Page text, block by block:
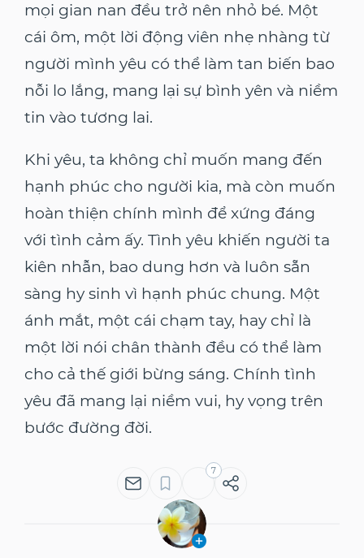
mọi gian nan đều trở nên nhỏ bé. Một
cái ôm, một lời động viên nhẹ nhàng từ
người mình yêu có thể làm tan biến bao
nỗi lo lắng, mang lại sự bình yên và niềm
tin vào tương lai.
Khi yêu, ta không chỉ muốn mang đến
hạnh phúc cho người kia, mà còn muốn
hoàn thiện chính mình để xứng đáng
với tình cảm ấy. Tình yêu khiến người ta
kiên nhẫn, bao dung hơn và luôn sẵn
sàng hy sinh vì hạnh phúc chung. Một
ánh mắt, một cái chạm tay, hay chỉ là
một lời nói chân thành đều có thể làm
cho cả thế giới bừng sáng. Chính tình
yêu đã mang lại niềm vui, hy vọng trên
bước đường đời.
7